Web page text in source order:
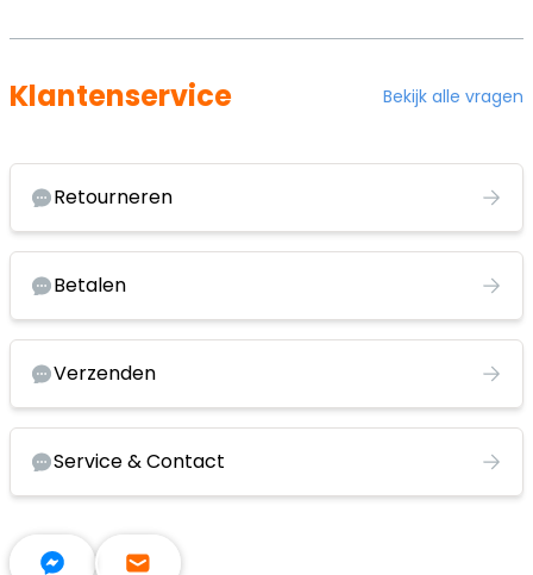
Klantenservice Bekijk alle vragen
Retourneren
Betalen
Verzenden
Service & Contact